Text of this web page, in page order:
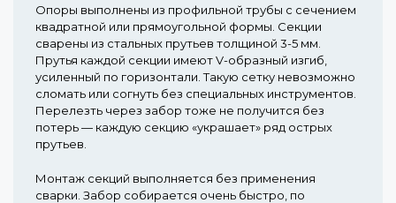
Опоры выполнены из профильной трубы с сечением
квадратной или прямоугольной формы. Секции
сварены из стальных прутьев толщиной 3-5 мм.
Прутья каждой секции имеют V-образный изгиб,
усиленный по горизонтали. Такую сетку невозможно
сломать или согнуть без специальных инструментов.
Перелезть через забор тоже не получится без
потерь — каждую секцию «украшает» ряд острых
прутьев.
Монтаж секций выполняется без применения
сварки. Забор собирается очень быстро, по